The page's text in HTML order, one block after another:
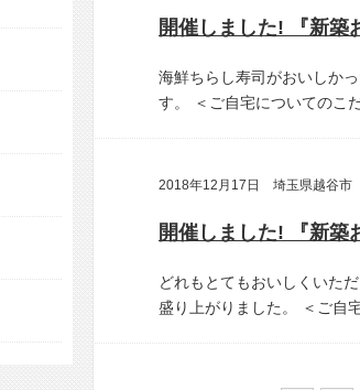
海鮮ちらし寿司がおいしか
す。
＜ご自宅についてのこ
2018年12月17日 埼玉県越谷市
どれもとてもおいしくいた
盛り上がりました。
＜ご自